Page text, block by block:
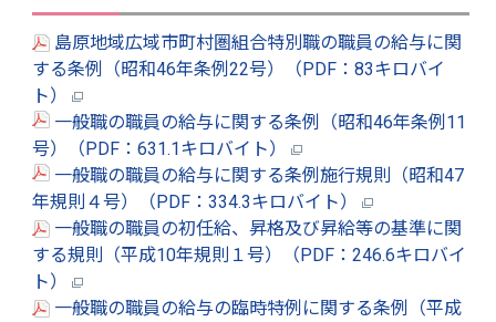
島原地域広域市町村圏組合特別職の職員の給与に関
する条例（昭和46年条例22号）（PDF：83キロバイ
ト）
一般職の職員の給与に関する条例（昭和46年条例11
号）（PDF：631.1キロバイト）
一般職の職員の給与に関する条例施行規則（昭和47
年規則４号）（PDF：334.3キロバイト）
一般職の職員の初任給、昇格及び昇給等の基準に関
する規則（平成10年規則１号）（PDF：246.6キロバイ
ト）
一般職の職員の給与の臨時特例に関する条例（平成